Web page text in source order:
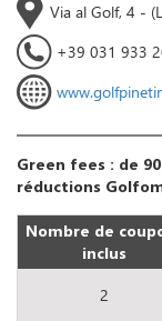
Via al Golf, 4 -
+39 031 933
Green fees : de
réductions
Nombre de
inclus
2